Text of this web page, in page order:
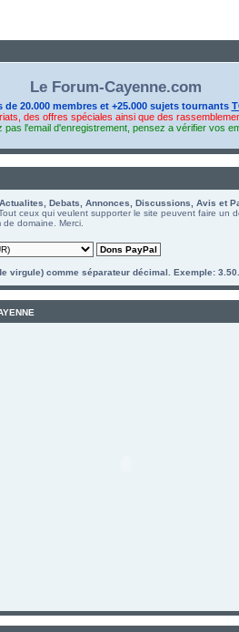
Le Forum-Cayenne.com
20.000 membres et +25.000 sujets tournants
des offres spéciales ainsi que des
l'email d'enregistrement, pensez a vérifier vos
Debats, Annonces, Discussions, Avis et
ceux qui veulent supporter le site peuvent faire un
domaine. Merci.
virgule) comme séparateur décimal. Exemple: 3.50.